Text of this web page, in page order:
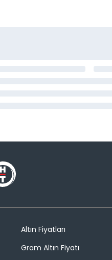
Altın Fiyatları
Gram Altın Fiyatı